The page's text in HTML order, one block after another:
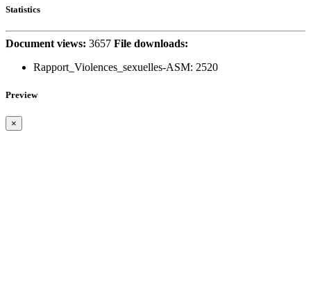
Statistics
Document views: 3657 File downloads:
Rapport_Violences_sexuelles-ASM: 2520
Preview
×